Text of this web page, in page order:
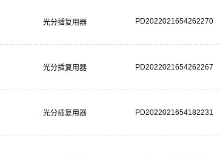
光分插复用器 PD2022021654262270
光分插复用器 PD2022021654262267
光分插复用器 PD2022021654182231